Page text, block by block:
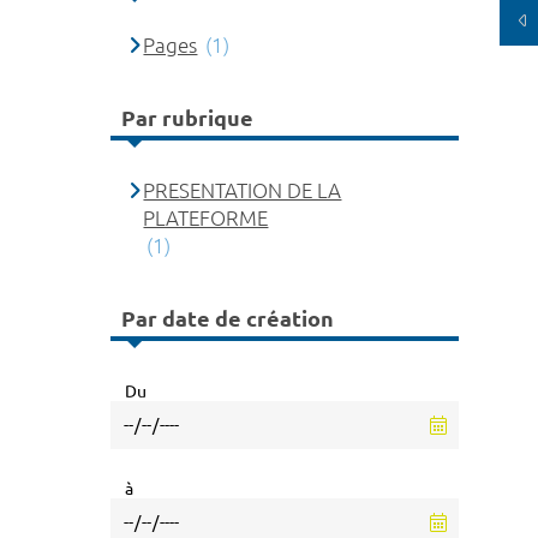
Pages (1)
Par rubrique
PRESENTATION DE LA
PLATEFORME
(1)
Par date de création
Du
à